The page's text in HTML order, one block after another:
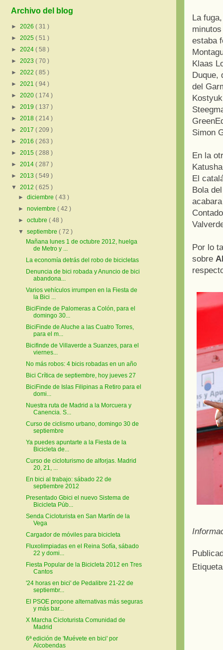
La
estaba
Klaas
Duque,
del
Simon
En la
El
Bola
Por lo
sobre
Archivo del blog
► 2026 ( 31 )
► 2025 ( 51 )
► 2024 ( 58 )
► 2023 ( 70 )
► 2022 ( 85 )
► 2021 ( 94 )
► 2020 ( 174 )
► 2019 ( 137 )
► 2018 ( 214 )
► 2017 ( 209 )
► 2016 ( 263 )
► 2015 ( 288 )
► 2014 ( 287 )
► 2013 ( 549 )
▼ 2012 ( 625 )
►diciembre( 43 )
►noviembre( 42 )
►octubre( 48 )
▼septiembre( 72 )
Mañana lunes 1 de octubre 2012, huelga
de Metro y ...
La economía detrás del robo de bicicletas
Denuncia de bici robada y Anuncio de bici
abandona...
Varios vehículos irrumpen en la Fiesta de
la Bici ...
BiciFinde de Palomeras a Colón, para el
domingo 30...
BiciFinde de Aluche a las Cuatro Torres,
para el m...
Bicifinde de Villaverde a Suanzes, para el
viernes...
No más robos: 4 bicis robadas en un año
Bici Crítica de septiembre, hoy jueves 27
BiciFinde de Islas Filipinas a Retiro para el
domi...
Nuestra ruta de Madrid a la Morcuera y
Canencia. S...
Curso de ciclismo urbano, domingo 30 de
septiembre
Ya puedes apuntarte a la Fiesta de la
Bicicleta de...
Curso de cicloturismo de alforjas. Madrid
20, 21, ...
En bici al trabajo: sábado 22 de
septiembre 2012
Presentado Gbici el nuevo Sistema de
Bicicleta Púb...
Senda Cicloturista en San Martín de la
Vega
Cargador de móviles para bicicleta
Fluxolimpiadas en el Reina Sofía, sábado
22 y domi...
Fiesta Popular de la Bicicleta 2012 en Tres
Cantos
'24 horas en bici' de Pedalibre 21-22 de
septiembr...
El PSOE propone alternativas más seguras
y más bar...
X Marcha Cicloturista Comunidad de
Madrid
6ª edición de 'Muévete en bici' por
Alcobendas